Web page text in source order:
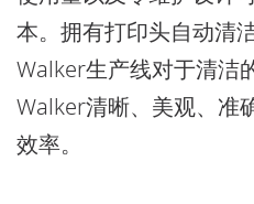
本。拥有打印头自动清
Walker生产线对于清洁
Walker清晰、美观、准
效率。